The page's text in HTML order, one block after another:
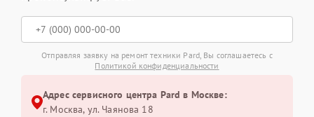
Отправляя заявку на ремонт техники Pard, Вы соглашаетесь с
Политикой конфиденциальности
Адрес сервисного центра Pard в Москве:
г. Москва, ул. Чаянова 18